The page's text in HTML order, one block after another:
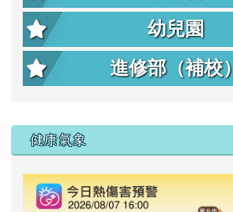
幼兒園
進修部（補校）
右邊區域內容
健康氣象